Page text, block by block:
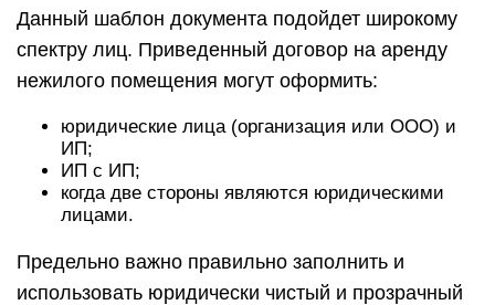
Данный шаблон документа подойдет широкому
спектру лиц. Приведенный договор на аренду
нежилого помещения могут оформить:
юридические лица (организация или ООО) и
ИП;
ИП с ИП;
когда две стороны являются юридическими
лицами.
Предельно важно правильно заполнить и
использовать юридически чистый и прозрачный